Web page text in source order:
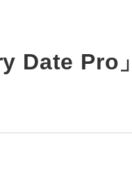
Date Pro